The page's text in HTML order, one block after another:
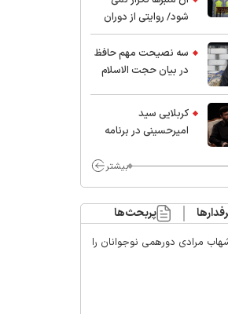
شود/ روایتی از دوران
کودکی و نوجوانی این
واعظ بزرگ و نویسنده و
پژوهشگر جهان اسلام
سه نصیحت مهم حافظ
در بیان حجت الاسلام
کربلایی سید
امیر‌حسینی در برنامه
محسن چاوشی چه
مراقب ماست/ مردم
دهن تفرقه افکنان بزنند
بیشتر
پربحث‌ها
مرادی دورهمی نوجوانان را